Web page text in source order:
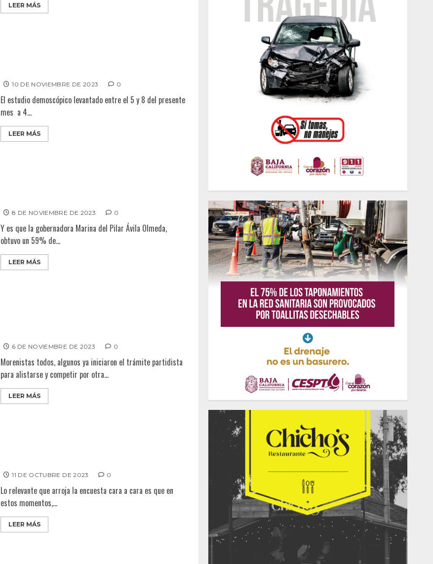
LEER MÁS
10 DE NOVIEMBRE DE 2023 0
El estudio demoscópico levantado entre el 5 y 8 del presente
mes a 4...
LEER MÁS
8 DE NOVIEMBRE DE 2023 0
Y es que la gobernadora Marina del Pilar Ávila Olmeda,
obtuvo un 59% de...
LEER MÁS
6 DE NOVIEMBRE DE 2023 0
Morenistas todos, algunos ya iniciaron el trámite partidista
para alistarse y competir por otra...
LEER MÁS
11 DE OCTUBRE DE 2023 0
Lo relevante que arroja la encuesta cara a cara es que en
estos momentos,...
LEER MÁS